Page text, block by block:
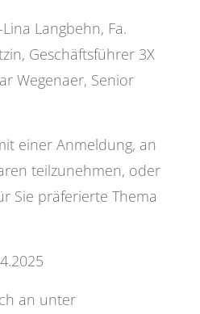
Langbehn, Fa.
Geschäftsführer 3X
Wegenaer, Senior
einer Anmeldung, an
teilzunehmen, oder
Sie präferierte Thema
an unter